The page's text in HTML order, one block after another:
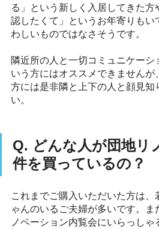
る」という新しく入居してきた方
認したくて」というお年寄りもい
わしいものではなさそうです。
隣近所の人と一切コミュニケーシ
いう方にはオススメできませんが
方には是非隣と上下の人と顔見知
い。
Q. どんな人が団地リ
件を買っているの？
これまでご購入いただいた方は、
ゃんのいるご夫婦が多いです。ま
ノベーション内覧会にいらっしゃ